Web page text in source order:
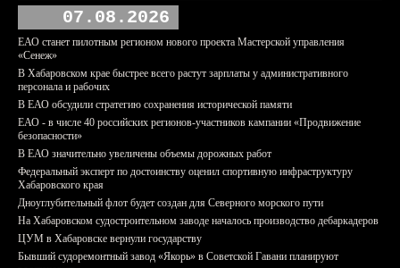
07.08.2026
ЕАО станет пилотным регионом нового проекта Мастерской управления
«Сенеж»
В Хабаровском крае быстрее всего растут зарплаты у административного
персонала и рабочих
В ЕАО обсудили стратегию сохранения исторической памяти
ЕАО - в числе 40 российских регионов-участников кампании «Продвижение
безопасности»
В ЕАО значительно увеличены объемы дорожных работ
Федеральный эксперт по достоинству оценил спортивную инфраструктуру
Хабаровского края
Дноуглубительный флот будет создан для Северного морского пути
На Хабаровском судостроительном заводе началось производство дебаркадеров
ЦУМ в Хабаровске вернули государству
Бывший судоремонтный завод «Якорь» в Советской Гавани планируют